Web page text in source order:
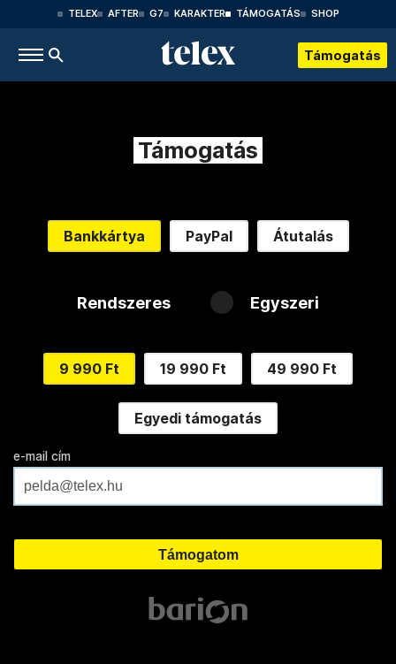
TELEX AFTER G7 KARAKTER TÁMOGATÁS SHOP
Támogatás
Támogatás
Bankkártya PayPal Átutalás
Rendszeres Egyszeri
9 990 Ft 19 990 Ft 49 990 Ft
Egyedi támogatás
e-mail cím